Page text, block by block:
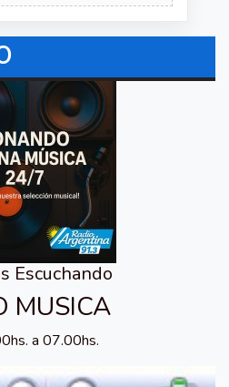
Escuchando
MUSICA
a 07.00hs.